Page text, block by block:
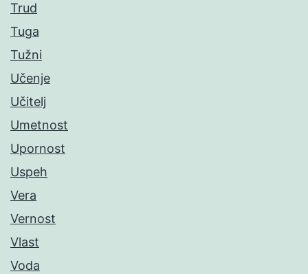
Trud
Tuga
Tužni
Učenje
Učitelj
Umetnost
Upornost
Uspeh
Vera
Vernost
Vlast
Voda